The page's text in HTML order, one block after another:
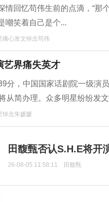
情回忆苟伟生前的点滴，“
嘲笑着自己是个...
痛心发文悼念苟伟
艺界痛失英才
分，中国国家话剧院一级演
从简办理。众多明星纷纷发
悼念朱媛媛
田馥甄否认S.H.E将开
26-08-05 11:58:11 田馥甄